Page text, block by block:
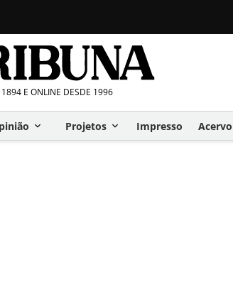
E ONLINE DESDE 1996
Projetos Impresso Acervo